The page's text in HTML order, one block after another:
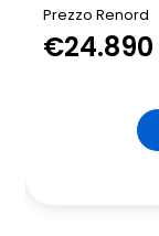
Prezzo Renord
€24.890